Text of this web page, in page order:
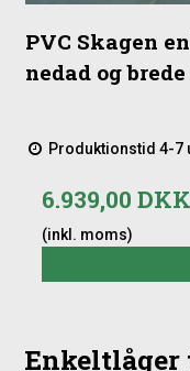
PVC Skagen
nedad og
Produktionstid 4-7
6.939,00 DKK
(inkl. moms)
Enkeltlåger